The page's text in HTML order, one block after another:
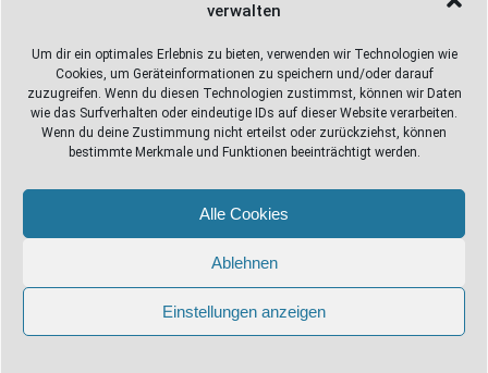
verwalten
Um dir ein optimales Erlebnis zu bieten, verwenden wir Technologien wie
Cookies, um Geräteinformationen zu speichern und/oder darauf
zuzugreifen. Wenn du diesen Technologien zustimmst, können wir Daten
wie das Surfverhalten oder eindeutige IDs auf dieser Website verarbeiten.
Wenn du deine Zustimmung nicht erteilst oder zurückziehst, können
bestimmte Merkmale und Funktionen beeinträchtigt werden.
Alle Cookies
Ablehnen
Einstellungen anzeigen
Fotostudio in Fichtelberg
Alles Pizza oder was ;-)
Überweisungen
Weihnachtsfotoshooting 2026
Web Design Stube 95686 Fichtelberg
Bayreuther Straße 10
info@webdesign-stube.de